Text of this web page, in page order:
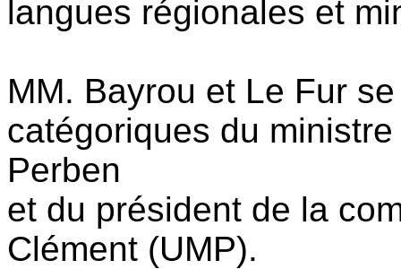
langues régionales et
MM. Bayrou et Le Fur
catégoriques du
Perben
et du président de la
Clément (UMP).